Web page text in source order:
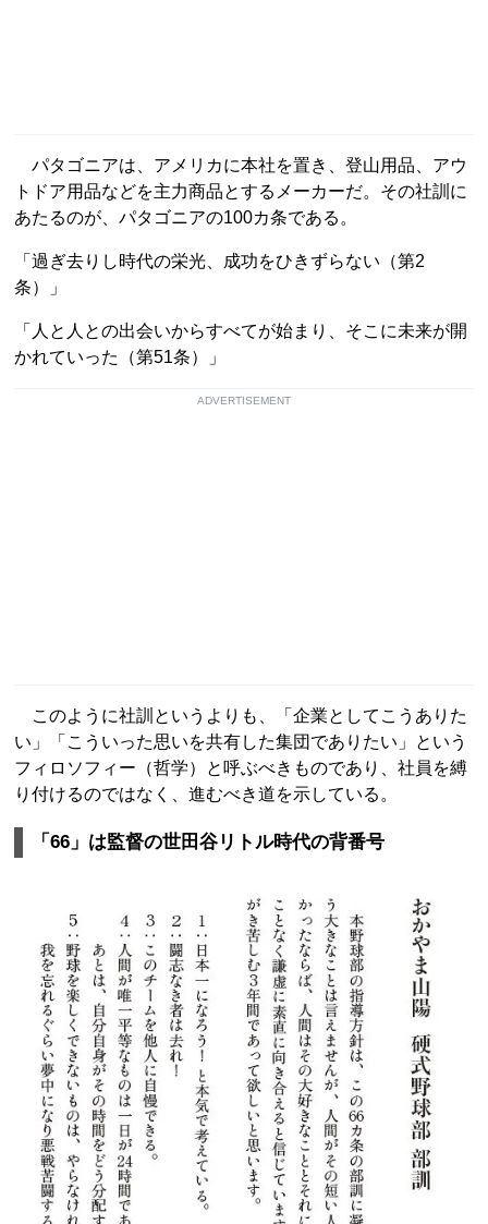
パタゴニアは、アメリカに本社を置き、登山用品、アウ
トドア用品などを主力商品とするメーカーだ。その社訓に
あたるのが、パタゴニアの100カ条である。
「過ぎ去りし時代の栄光、成功をひきずらない（第2
条）」
「人と人との出会いからすべてが始まり、そこに未来が開
かれていった（第51条）」
ADVERTISEMENT
このように社訓というよりも、「企業としてこうありた
い」「こういった思いを共有した集団でありたい」という
フィロソフィー（哲学）と呼ぶべきものであり、社員を縛
り付けるのではなく、進むべき道を示している。
「66」は監督の世田谷リトル時代の背番号